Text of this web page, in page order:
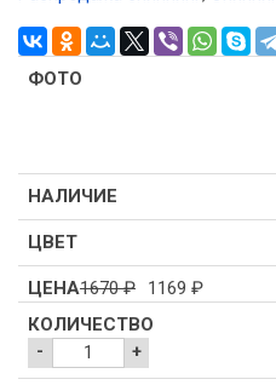
1670₽ 1169 ₽
- +